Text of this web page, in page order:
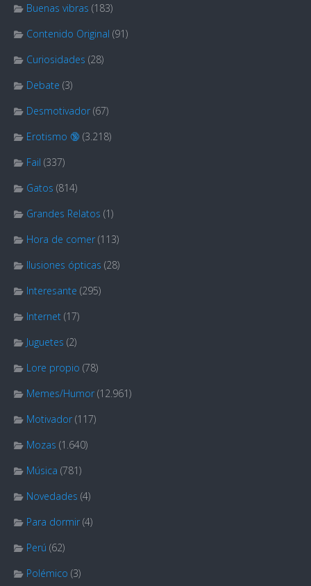
Buenas vibras (183)
Contenido Original (91)
Curiosidades (28)
Debate (3)
Desmotivador (67)
Erotismo 🔞 (3.218)
Fail (337)
Gatos (814)
Grandes Relatos (1)
Hora de comer (113)
Ilusiones ópticas (28)
Interesante (295)
Internet (17)
Juguetes (2)
Lore propio (78)
Memes/Humor (12.961)
Motivador (117)
Mozas (1.640)
Música (781)
Novedades (4)
Para dormir (4)
Perú (62)
Polémico (3)